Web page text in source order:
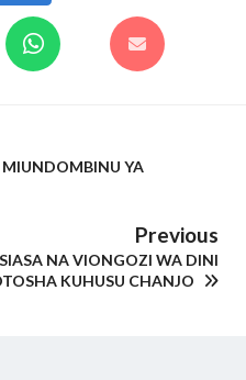
MIUNDOMBINU YA
Previous
NA VIONGOZI WA DINI
KUHUSU CHANJO